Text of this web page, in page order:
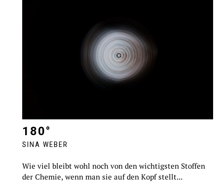
180°
SINA WEBER
Wie viel bleibt wohl noch von den wichtigsten Stoffen
der Chemie, wenn man sie auf den Kopf stellt...